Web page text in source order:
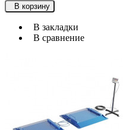
В корзину
В закладки
В сравнение